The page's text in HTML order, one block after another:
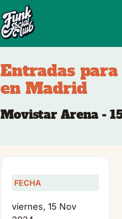
Entradas
en Madrid
Movistar Arena -
FECHA
viernes, 15 Nov